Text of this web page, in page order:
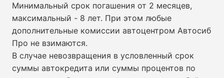
Минимальный срок погашения от 2 месяцев,
максимальный - 8 лет. При этом любые
дополнительные комиссии автоцентром Автосиб
Про не взимаются.
В случае невозвращения в условленный срок
суммы автокредита или суммы процентов по